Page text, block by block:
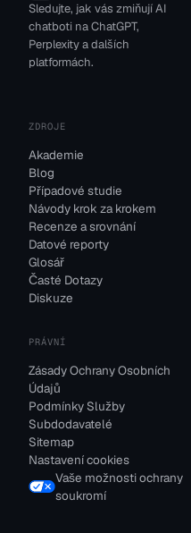
Sledujte, jak vás zmiňují AI
chatboti na ChatGPT,
Perplexity a dalších
platformách.
ZDROJE
Akademie
Blog
Případové studie
Návody krok za krokem
Recenze a srovnání
Datové reporty
Glosář
Časté Dotazy
Diskuze
PRÁVNÍ
Zásady Ochrany Osobních
Údajů
Podmínky Služby
Subdodavatelé
Sitemap
Nastavení cookies
Vaše možnosti ochrany
soukromí